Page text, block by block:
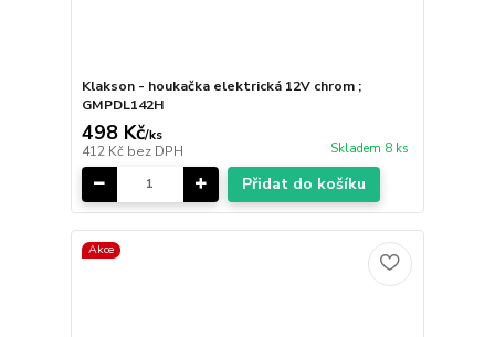
Klakson - houkačka elektrická 12V chrom ;
GMPDL142H
498 Kč/ks
412 Kč bez DPH Skladem 8 ks
Přidat do košíku
Akce